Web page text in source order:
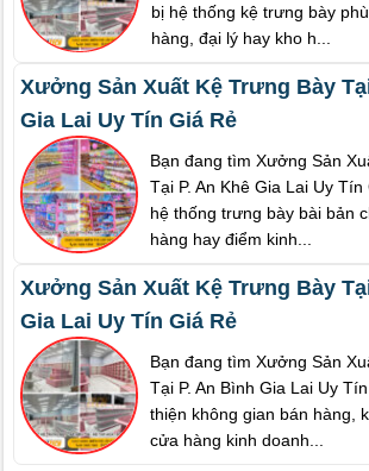
bị hệ thống kệ trưng bày
hàng, đại lý hay kho h...
Xưởng Sản Xuất Kệ Trưng Bày
Gia Lai Uy Tín Giá Rẻ
Bạn đang tìm Xưởng Sản
Tại P. An Khê Gia Lai Uy
hệ thống trưng bày bài bản
hàng hay điểm kinh...
Xưởng Sản Xuất Kệ Trưng Bày
Gia Lai Uy Tín Giá Rẻ
Bạn đang tìm Xưởng Sản
Tại P. An Bình Gia Lai Uy
thiện không gian bán hàng,
cửa hàng kinh doanh...